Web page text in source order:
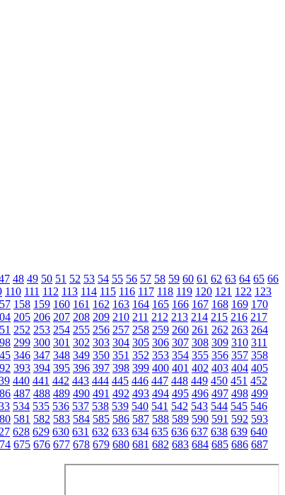
48 49 50 51 52 53 54 55 56 57 58 59 60 61 62 63 64 65 66
110 111 112 113 114 115 116 117 118 119 120 121 122 123
158 159 160 161 162 163 164 165 166 167 168 169 170
205 206 207 208 209 210 211 212 213 214 215 216 217
252 253 254 255 256 257 258 259 260 261 262 263 264
299 300 301 302 303 304 305 306 307 308 309 310 311
346 347 348 349 350 351 352 353 354 355 356 357 358
393 394 395 396 397 398 399 400 401 402 403 404 405
440 441 442 443 444 445 446 447 448 449 450 451 452
487 488 489 490 491 492 493 494 495 496 497 498 499
534 535 536 537 538 539 540 541 542 543 544 545 546
581 582 583 584 585 586 587 588 589 590 591 592 593
628 629 630 631 632 633 634 635 636 637 638 639 640
675 676 677 678 679 680 681 682 683 684 685 686 687